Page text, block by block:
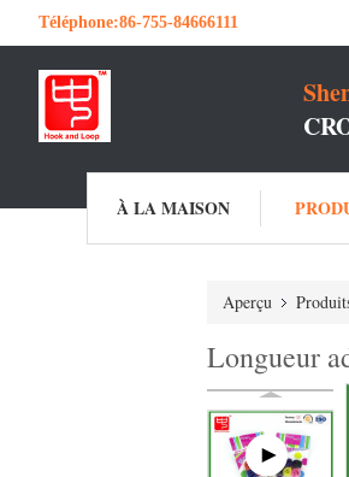
Téléphone:86-755-84666111
À LA MAISON
Aperçu
Longueur